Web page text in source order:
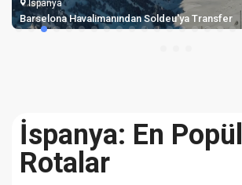
İspanya
Barselona Havalimanından Soldeu'ya Transfer
İspanya: En
Rotalar